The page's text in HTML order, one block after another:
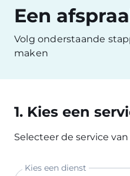
content
Een
Volg onderstaande
maken
1. Kies een
Selecteer de service
Kies een dienst